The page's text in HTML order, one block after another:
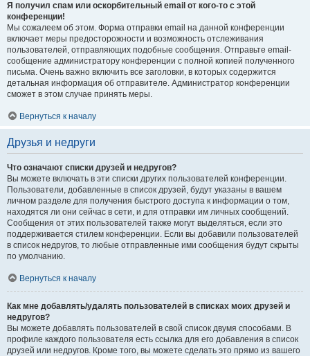
Я получил спам или оскорбительный email от кого-то с этой
конференции!
Мы сожалеем об этом. Форма отправки email на данной конференции
включает меры предосторожности и возможность отслеживания
пользователей, отправляющих подобные сообщения. Отправьте email-
сообщение администратору конференции с полной копией полученного
письма. Очень важно включить все заголовки, в которых содержится
детальная информация об отправителе. Администратор конференции
сможет в этом случае принять меры.
Вернуться к началу
Друзья и недруги
Что означают списки друзей и недругов?
Вы можете включать в эти списки других пользователей конференции.
Пользователи, добавленные в список друзей, будут указаны в вашем
личном разделе для получения быстрого доступа к информации о том,
находятся ли они сейчас в сети, и для отправки им личных сообщений.
Сообщения от этих пользователей также могут выделяться, если это
поддерживается стилем конференции. Если вы добавили пользователей
в список недругов, то любые отправленные ими сообщения будут скрыты
по умолчанию.
Вернуться к началу
Как мне добавлять/удалять пользователей в списках моих друзей и
недругов?
Вы можете добавлять пользователей в свой список двумя способами. В
профиле каждого пользователя есть ссылка для его добавления в список
друзей или недругов. Кроме того, вы можете сделать это прямо из вашего